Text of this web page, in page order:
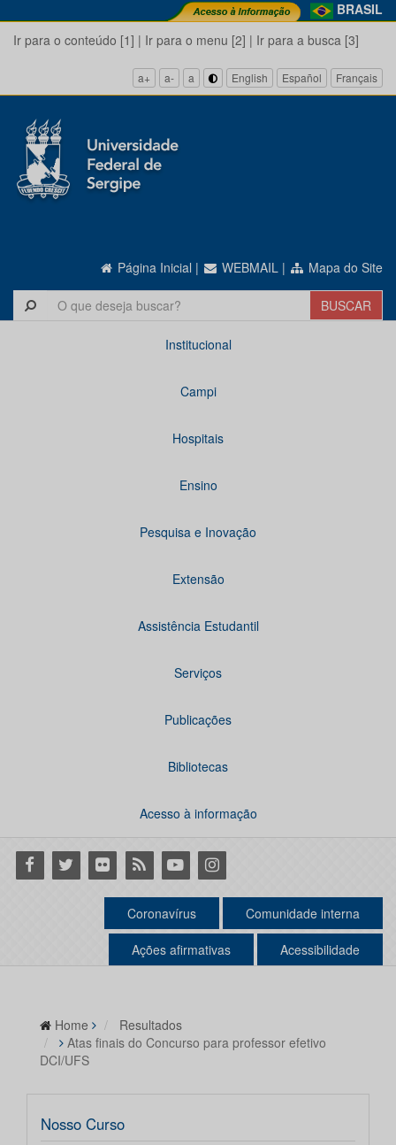
BRASIL
Ir para o conteúdo [1] | Ir para o menu [2] | Ir para a busca [3]
a+ a- a English Español Français
Página Inicial | WEBMAIL | Mapa do Site
Institucional
Campi
Hospitais
Ensino
Pesquisa e Inovação
Extensão
Assistência Estudantil
Serviços
Publicações
Bibliotecas
Acesso à informação
Facebook
Twitter Flickr RSS YoutubeInstagram
Coronavírus Comunidade interna
Ações afirmativas Acessibilidade
Home
Resultados
Atas finais do Concurso para professor efetivo
DCI/UFS
Nosso Curso